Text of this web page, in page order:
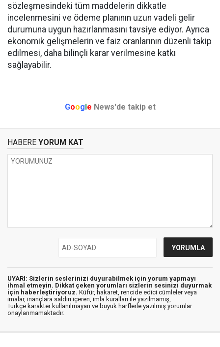
sözleşmesindeki tüm maddelerin dikkatle
incelenmesini ve ödeme planının uzun vadeli gelir
durumuna uygun hazırlanmasını tavsiye ediyor. Ayrıca
ekonomik gelişmelerin ve faiz oranlarının düzenli takip
edilmesi, daha bilinçli karar verilmesine katkı
sağlayabilir.
Google News'de takip et
HABERE YORUM KAT
UYARI: Sizlerin seslerinizi duyurabilmek için yorum yapmayı
ihmal etmeyin. Dikkat çeken yorumları sizlerin sesinizi duyurmak
için haberleştiriyoruz. Küfür, hakaret, rencide edici cümleler veya
imalar, inançlara saldırı içeren, imla kuralları ile yazılmamış,
Türkçe karakter kullanılmayan ve büyük harflerle yazılmış yorumlar
onaylanmamaktadır.